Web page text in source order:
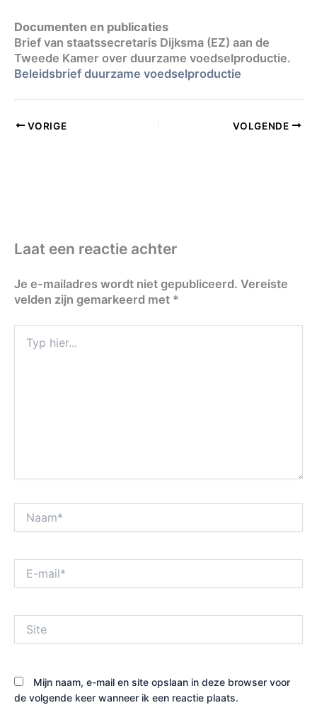
Documenten en publicaties
Brief van staatssecretaris Dijksma (EZ) aan de
Tweede Kamer over duurzame voedselproductie.
Beleidsbrief duurzame voedselproductie
VORIGE VOLGENDE
Laat een reactie achter
Je e-mailadres wordt niet gepubliceerd. Vereiste
velden zijn gemarkeerd met *
hier...
mail*
Mijn naam, e-mail en site opslaan in deze browser voor
de volgende keer wanneer ik een reactie plaats.